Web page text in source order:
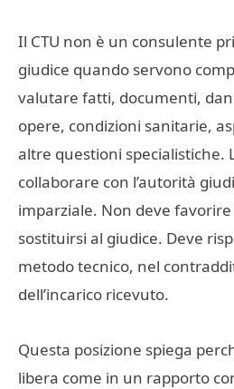
Il CTU non è un consulente
giudice quando servono
valutare fatti, documenti,
opere, condizioni sanitarie,
altre questioni specialistiche.
collaborare con l’autorità
imparziale. Non deve
sostituirsi al giudice. Deve
metodo tecnico, nel
dell’incarico ricevuto.
Questa posizione spiega
libera come in un rapporto